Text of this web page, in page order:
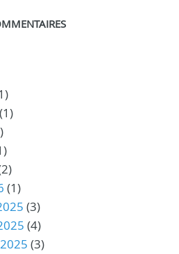
(1)
(1)
(3)
(4)
(3)